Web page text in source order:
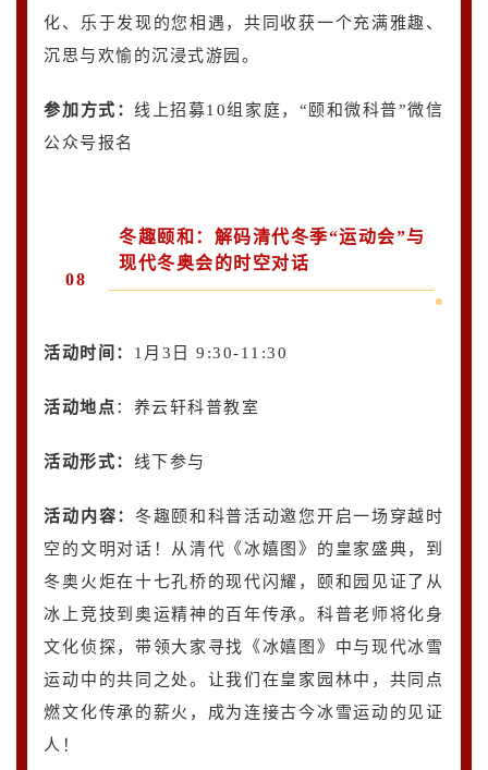
化、乐于发现的您相遇，共同收获一个充满雅趣、
沉思与欢愉的沉浸式游园。
参加方式： 线上招募10组家庭，“颐和微科普”微信
公众号报名
08
冬趣颐和：解码清代冬季“运动会”与
现代冬奥会的时空对话
活动时间： 1月3日 9:30-11:30
活动地点：养云轩科普教室
活动形式： 线下参与
活动内容： 冬趣颐和科普活动邀您开启一场穿越时
空的文明对话！从清代《冰嬉图》的皇家盛典，到
冬奥火炬在十七孔桥的现代闪耀，颐和园见证了从
冰上竞技到奥运精神的百年传承。科普老师将化身
文化侦探，带领大家寻找《冰嬉图》中与现代冰雪
运动中的共同之处。让我们在皇家园林中，共同点
燃文化传承的薪火，成为连接古今冰雪运动的见证
人！